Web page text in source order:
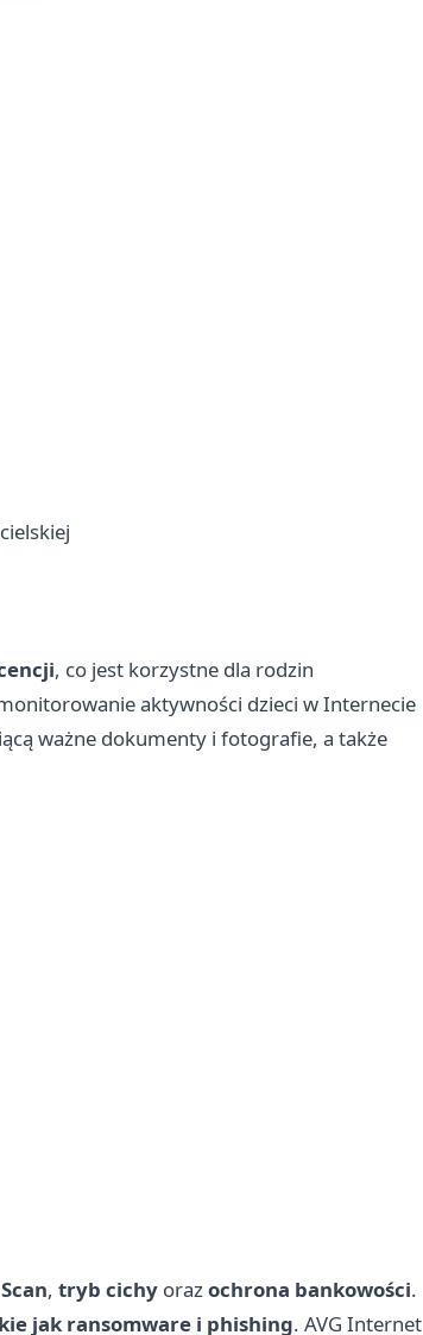
, co jest korzystne dla rodzin
aktywności dzieci w Internecie
ważne dokumenty i fotografie, a także
, tryb cichy orazochrona bankowości.
jak ransomware i phishing. AVG Internet